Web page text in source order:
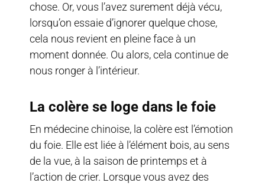
chose. Or, vous l’avez surement déjà vécu,
lorsqu’on essaie d’ignorer quelque chose,
cela nous revient en pleine face à un
moment donnée. Ou alors, cela continue de
nous ronger à l’intérieur.
La colère se loge dans le foie
En médecine chinoise, la colère est l’émotion
du foie. Elle est liée à l’élément bois, au sens
de la vue, à la saison de printemps et à
l’action de crier. Lorsque vous avez des